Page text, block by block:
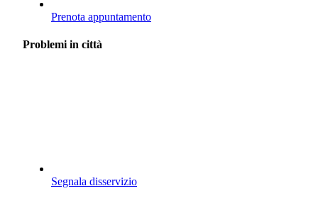
Prenota appuntamento
Problemi in città
Segnala disservizio